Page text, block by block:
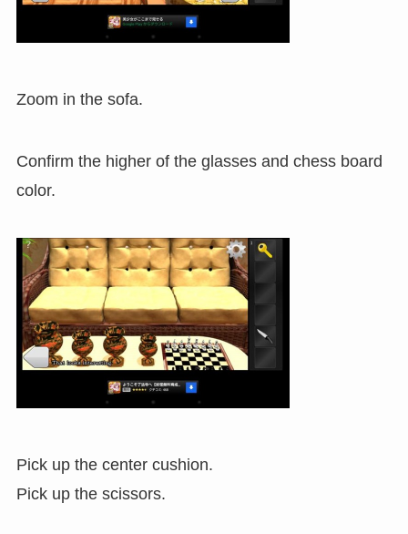
Zoom in the sofa.
Confirm the higher of the glasses and chess board
color.
Pick up the center cushion.
Pick up the scissors.